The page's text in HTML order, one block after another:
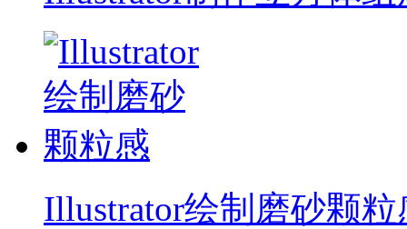
Illustrator绘制磨砂颗粒